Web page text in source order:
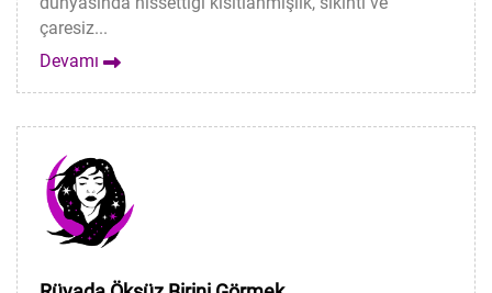
çaresiz...
Devamı